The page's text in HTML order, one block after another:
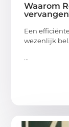
Waarom
Een
wezenlijk
...